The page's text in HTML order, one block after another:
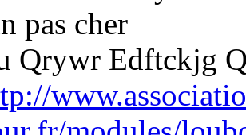
pas cher
Qrywr Edftckjg